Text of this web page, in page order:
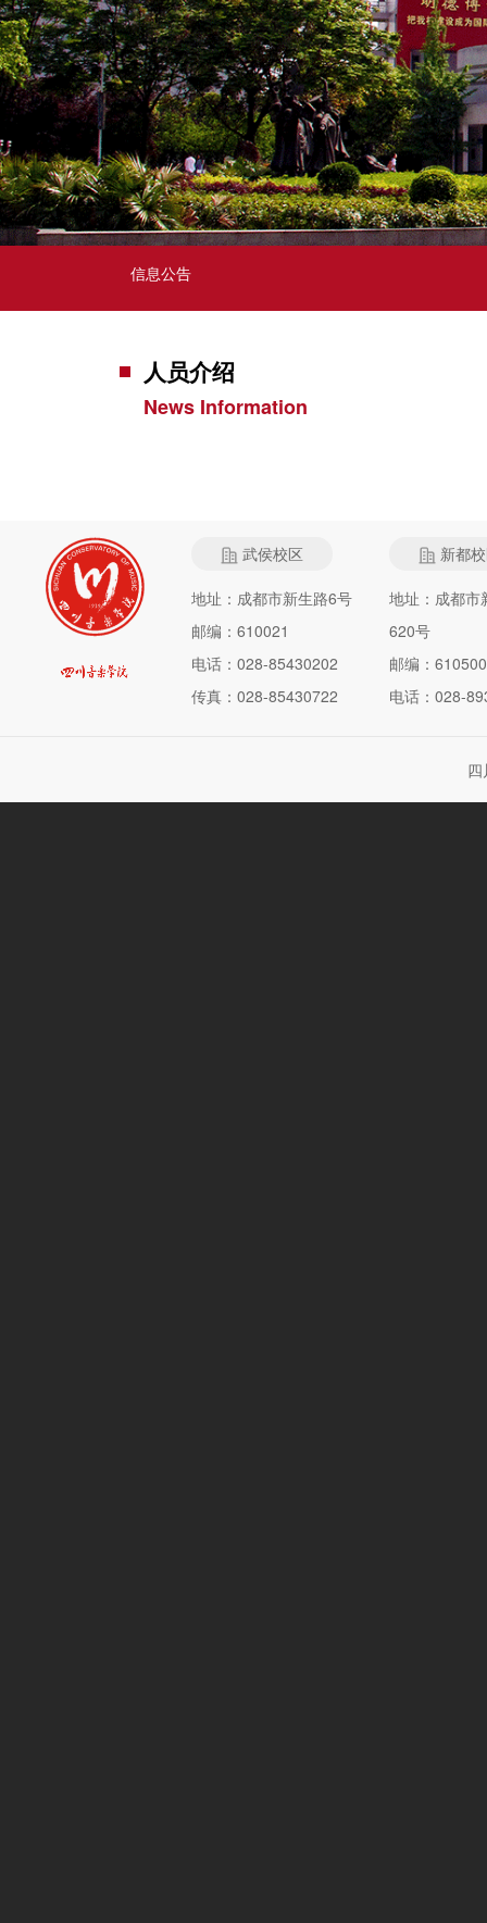
信息公告
人员介绍
News Information
武侯校区
地址：成都市新生路6号
邮编：610021
电话：028-85430202
传真：028-85430722
新都
地址：成都市
620号
邮编：610500
电话：028-